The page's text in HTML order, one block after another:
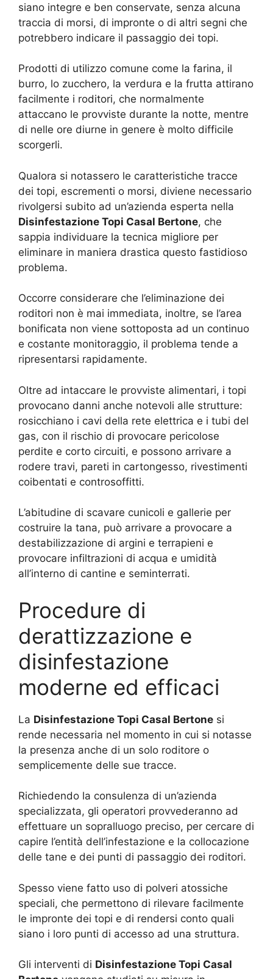
siano integre e ben conservate, senza alcuna
traccia di morsi, di impronte o di altri segni che
potrebbero indicare il passaggio dei topi.
Prodotti di utilizzo comune come la farina, il
burro, lo zucchero, la verdura e la frutta attirano
facilmente i roditori, che normalmente
attaccano le provviste durante la notte, mentre
di nelle ore diurne in genere è molto difficile
scorgerli.
Qualora si notassero le caratteristiche tracce
dei topi, escrementi o morsi, diviene necessario
rivolgersi subito ad un’azienda esperta nella
Disinfestazione Topi Casal Bertone, che
sappia individuare la tecnica migliore per
eliminare in maniera drastica questo fastidioso
problema.
Occorre considerare che l’eliminazione dei
roditori non è mai immediata, inoltre, se l’area
bonificata non viene sottoposta ad un continuo
e costante monitoraggio, il problema tende a
ripresentarsi rapidamente.
Oltre ad intaccare le provviste alimentari, i topi
provocano danni anche notevoli alle strutture:
rosicchiano i cavi della rete elettrica e i tubi del
gas, con il rischio di provocare pericolose
perdite e corto circuiti, e possono arrivare a
rodere travi, pareti in cartongesso, rivestimenti
coibentati e controsoffitti.
L’abitudine di scavare cunicoli e gallerie per
costruire la tana, può arrivare a provocare a
destabilizzazione di argini e terrapieni e
provocare infiltrazioni di acqua e umidità
all’interno di cantine e seminterrati.
Procedure di
derattizzazione e
disinfestazione
moderne ed efficaci
La Disinfestazione Topi Casal Bertone si
rende necessaria nel momento in cui si notasse
la presenza anche di un solo roditore o
semplicemente delle sue tracce.
Richiedendo la consulenza di un’azienda
specializzata, gli operatori provvederanno ad
effettuare un sopralluogo preciso, per cercare di
capire l’entità dell’infestazione e la collocazione
delle tane e dei punti di passaggio dei roditori.
Spesso viene fatto uso di polveri atossiche
speciali, che permettono di rilevare facilmente
le impronte dei topi e di rendersi conto quali
siano i loro punti di accesso ad una struttura.
Gli interventi di Disinfestazione Topi Casal